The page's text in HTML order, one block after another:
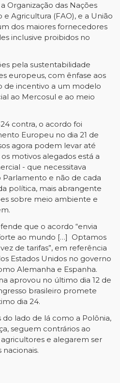
Organização das Nações
Agricultura (FAO), e a União
dos maiores fornecedores
inclusive proibidos no
pela sustentabilidade
europeus, com ênfase aos
de incentivo a um modelo
ao Mercosul e ao meio
contra, o acordo foi
Europeu no dia 21 de
agora podem levar até
motivos alegados está a
- que necessitava
Parlamento e não de cada
política, mais abrangente
sobre meio ambiente e
que o acordo “envia
ao mundo […] Optamos
de tarifas”, em referência
Estados Unidos no governo
Alemanha e Espanha.
aprovou no último dia 12 de
brasileiro promete
dia 24.
lado de lá como a Polônia,
seguem contrários ao
e alegarem ser
nacionais.